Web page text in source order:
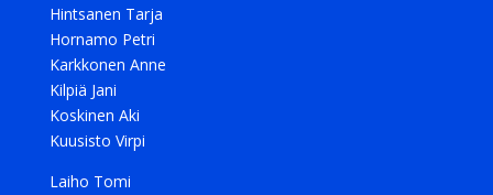
Hintsanen Tarja
Hornamo Petri
Karkkonen Anne
Kilpiä Jani
Koskinen Aki
Kuusisto Virpi
Laiho Tomi